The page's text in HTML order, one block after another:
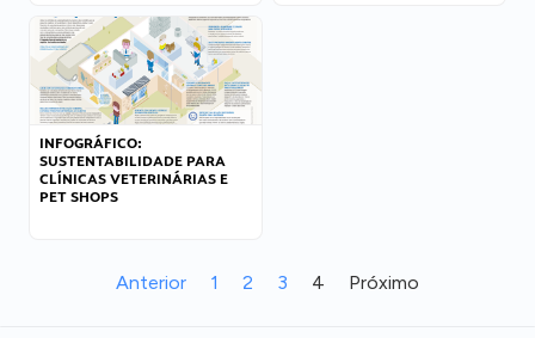
INFOGRÁFICO:
SUSTENTABILIDADE PARA
CLÍNICAS VETERINÁRIAS E
PET SHOPS
Anterior 1 2 3 4 Próximo